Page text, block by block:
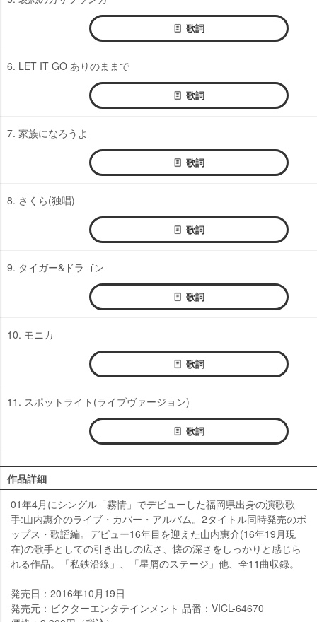
歌詞
6. LET IT GO ありのままで
歌詞
7. 家族になろうよ
歌詞
8. さくら(独唱)
歌詞
9. タイガー&ドラゴン
歌詞
10. モニカ
歌詞
11. スポットライト(ライブヴァージョン)
歌詞
作品詳細
01年4月にシングル「霧情」でデビューした福岡県出身の演歌歌
手:山内惠介のライブ・カバー・アルバム。2タイトル同時発売のポ
ップス・歌謡編。デビュー16年目を迎えた山内惠介(16年19月現
在)の歌手としての引き出しの広さ、懐の深さをしっかりと感じら
れる作品。「私鉄沿線」、「星屑のステージ」他、全11曲収録。
発売日：2016年10月19日
発売元：ビクターエンタテインメント 品番：VICL-64670